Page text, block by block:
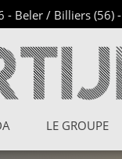
- Beler / Billiers (56) -
LE GROUPE